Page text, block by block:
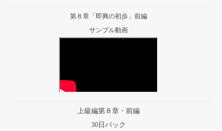
第８章「即興の初歩」前編
サンプル動画
上級編第８章・前編
30日パック